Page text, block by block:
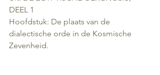
DEEL 1
Hoofdstuk: De plaats van de
dialectische orde in de Kosmische
Zevenheid.